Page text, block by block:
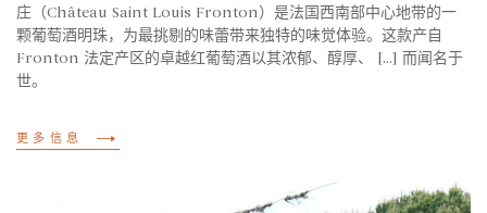
庄（Château Saint Louis Fronton）是法国西南部中心地带的一
颗葡萄酒明珠，为最挑剔的味蕾带来独特的味觉体验。这款产自
Fronton 法定产区的卓越红葡萄酒以其浓郁、醇厚、 [...] 而闻名于
世。
更多信息